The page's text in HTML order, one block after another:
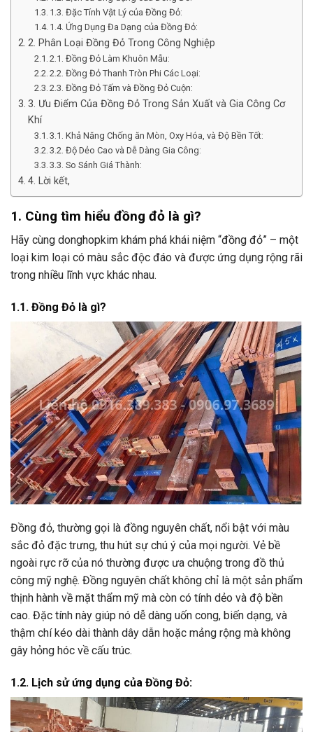
1.3. Đặc Tính Vật Lý của Đồng Đỏ:
1.4. Ứng Dụng Đa Dạng của Đồng Đỏ:
2. Phân Loại Đồng Đỏ Trong Công Nghiệp
2.1. Đồng Đỏ Làm Khuôn Mẫu:
2.2. Đồng Đỏ Thanh Tròn Phi Các Loại:
2.3. Đồng Đỏ Tấm và Đồng Đỏ Cuộn:
3. Ưu Điểm Của Đồng Đỏ Trong Sản Xuất và Gia Công Cơ
Khí
3.1. Khả Năng Chống ăn Mòn, Oxy Hóa, và Độ Bền Tốt:
3.2. Độ Dẻo Cao và Dễ Dàng Gia Công:
3.3. So Sánh Giá Thành:
4. Lời kết,
1. Cùng tìm hiểu đồng đỏ là gì?
Hãy cùng donghopkim khám phá khái niệm “đồng đỏ” – một
loại kim loại có màu sắc độc đáo và được ứng dụng rộng rãi
trong nhiều lĩnh vực khác nhau.
1.1. Đồng Đỏ là gì?
Đồng đỏ, thường gọi là đồng nguyên chất, nổi bật với màu
sắc đỏ đặc trưng, thu hút sự chú ý của mọi người. Vẻ bề
ngoài rực rỡ của nó thường được ưa chuộng trong đồ thủ
công mỹ nghệ. Đồng nguyên chất không chỉ là một sản phẩm
thịnh hành về mặt thẩm mỹ mà còn có tính dẻo và độ bền
cao. Đặc tính này giúp nó dễ dàng uốn cong, biến dạng, và
thậm chí kéo dài thành dây dẫn hoặc mảng rộng mà không
gây hỏng hóc về cấu trúc.
1.2. Lịch sử ứng dụng của Đồng Đỏ: